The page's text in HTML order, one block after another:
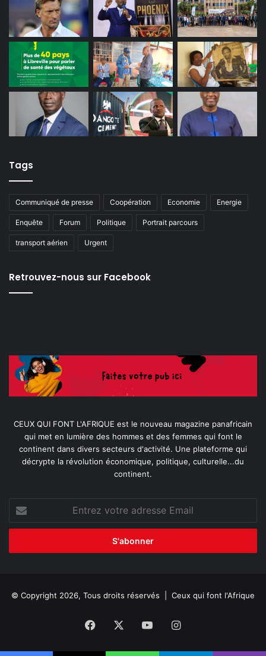
Tags
Communiqué de presse Coopération Economie Energie
Enquête Forum Politique Portrait parcours
transport aérien Urgent
Retrouvez-nous sur Facebook
CEUX QUI FONT L'AFRIQUE est le nouveau magazine panafricain
qui met en lumière des hommes et des femmes qui font le
continent dans divers secteurs d'activité. Une plateforme qui
décrypte la révolution économique, politique, culturelle...du
continent.
votre
adresse
© Copyright 2026, Tous droits réservés | Ceux qui font l'Afrique
Facebook YouTubeInstagram